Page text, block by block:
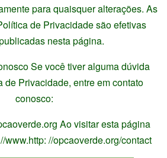
para quaisquer alterações. As
de Privacidade são efetivas
nesta página.
Se você tiver alguma dúvida
de Privacidade, entre em contato
conosco:
Ao visitar esta página
www.http: //opcaoverde.org/contact